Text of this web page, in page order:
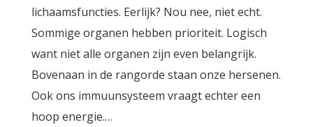
lichaamsfuncties. Eerlijk? Nou nee, niet echt.
Sommige organen hebben prioriteit. Logisch
want niet alle organen zijn even belangrijk.
Bovenaan in de rangorde staan onze hersenen.
Ook ons immuunsysteem vraagt echter een
hoop energie.…